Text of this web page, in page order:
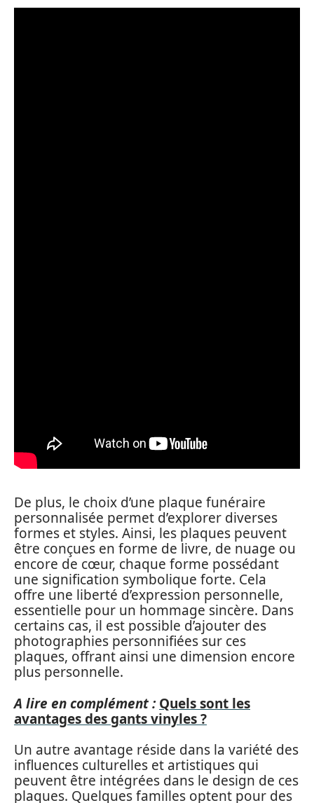
De plus, le choix d’une plaque funéraire
personnalisée permet d’explorer diverses
formes et styles. Ainsi, les plaques peuvent
être conçues en forme de livre, de nuage ou
encore de cœur, chaque forme possédant
une signification symbolique forte. Cela
offre une liberté d’expression personnelle,
essentielle pour un hommage sincère. Dans
certains cas, il est possible d’ajouter des
photographies personnifiées sur ces
plaques, offrant ainsi une dimension encore
plus personnelle.
A lire en complément : Quels sont les
avantages des gants vinyles ?
Un autre avantage réside dans la variété des
influences culturelles et artistiques qui
peuvent être intégrées dans le design de ces
plaques. Quelques familles optent pour des